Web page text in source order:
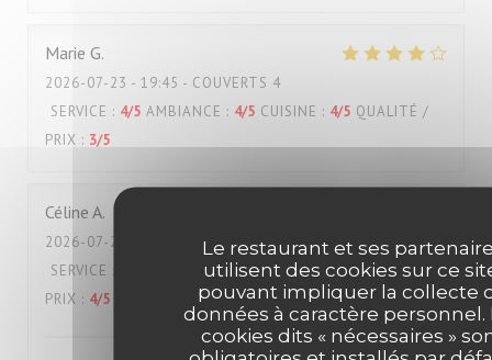
Le restaurant et ses
utilisent des cookies sur ce
pouvant impliquer la collecte
données à caractère personnel.
cookies dits « nécessaires »
Marie G
2026-07-23 - 19:45 - COUVERTS 4
SERVICE : 4/5 AMBIANCE : 4/5 CUISINE : 4/5 QUALITÉ /
PRIX : 3/5
Céline A
2026-07-22
- 12:30 - COUVERTS 2
SERVICE
AMBIANCE: 5/5 CUISINE: 5/5 QUALITÉ /
PRIX : 4/5